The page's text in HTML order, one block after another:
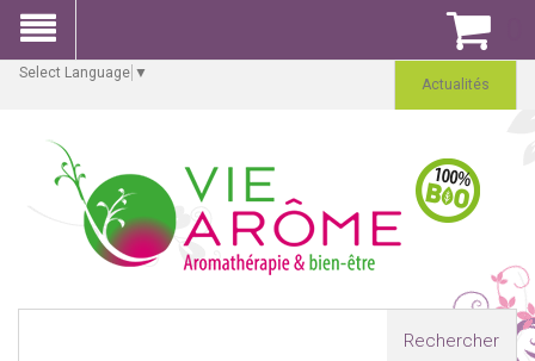
Select Language ▼
Actualités
Rechercher